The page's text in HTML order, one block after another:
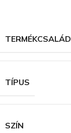
TERMÉKCSALÁD
TÍPUS
SZÍN